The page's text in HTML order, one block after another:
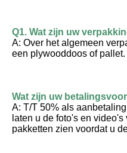
Q1. Wat zijn uw
A: Over het algemeen
een plywooddoos of pallet.
Wat zijn uw
A: T/T 50% als
laten u de foto's en
pakketten zien voordat u